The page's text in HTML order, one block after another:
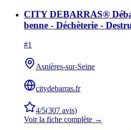
CITY DEBARRAS®
benne - Déchèterie -
#1
Asnières-sur-Seine
citydebarras.fr
4/5(307 avis)
Voir la fiche complète →